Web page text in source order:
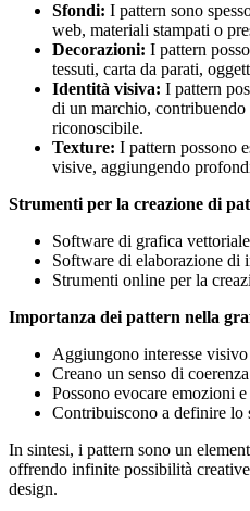
Sfondi: I pattern sono
web, materiali stampati o
Decorazioni: I pattern
tessuti, carta da parati,
Identità visiva: I pattern
di un marchio, contribuendo
riconoscibile.
Texture: I pattern possono
visive, aggiungendo
Strumenti per la creazione di
Software di grafica
Software di elaborazione di
Strumenti online per la
Importanza dei pattern nella
Aggiungono interesse
Creano un senso di
Possono evocare emozioni
Contribuiscono a definire lo
In sintesi, i pattern sono un
offrendo infinite possibilità
design.